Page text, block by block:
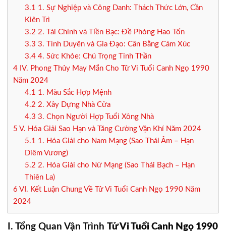
3.1 1. Sự Nghiệp và Công Danh: Thách Thức Lớn, Cần
Kiên Trì
3.2 2. Tài Chính và Tiền Bạc: Đề Phòng Hao Tốn
3.3 3. Tình Duyên và Gia Đạo: Cân Bằng Cảm Xúc
3.44. Sức Khỏe: Chú Trọng Tinh Thần
4 IV. Phong Thủy May Mắn Cho Tử Vi Tuổi Canh Ngọ 1990
Năm 2024
4.1 1. Màu Sắc Hợp Mệnh
4.2 2. Xây Dựng Nhà Cửa
4.3 3. Chọn Người Hợp Tuổi Xông Nhà
5 V. Hóa Giải Sao Hạn và Tăng Cường Vận Khí Năm 2024
5.1 1. Hóa Giải cho Nam Mạng (Sao Thái Âm – Hạn
Diêm Vương)
5.2 2. Hóa Giải cho Nữ Mạng (Sao Thái Bạch – Hạn
Thiên La)
6 VI. Kết Luận Chung Về Tử Vi Tuổi Canh Ngọ 1990 Năm
2024
I. Tổng Quan Vận Trình Tử Vi Tuổi Canh Ngọ 1990